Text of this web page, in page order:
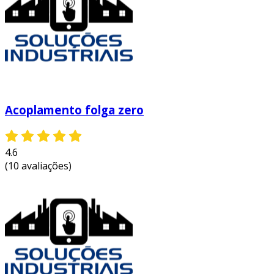
ranhurados são conhecidos por sua
durabilidade e resistência a condições adversas,
como variações de temperatura e umidade. isso
garante uma vida útil prolongada, reduzindo a
necessidade de paradas para manutenção.
transmissão eficiente de torque:
garantem que a potência seja transmitida
de maneira eficiente, sem perda
facilidade de instalação:
rápida, economizando tempo em
processos de fabricação e manutenção.
custo-benefício:embora possam ter um
custo inicial mais alto, a durabilidade e a
eficiência resultam em economias a longo
Acoplamento folga zero
4.6
(10 avaliações)